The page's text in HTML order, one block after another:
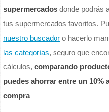
supermercados donde podrás
tus supermercados favoritos.
nuestro buscador o hacerlo
las categorías, seguro que
cálculos,comparando
puedes ahorrar entre un 10%
compra